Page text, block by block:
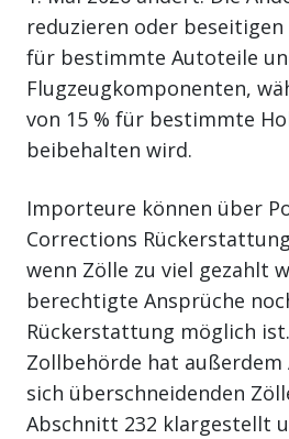
reduzieren oder
für bestimmte Autoteile
Flugzeugkomponenten,
von 15 % für bestimmte
beibehalten wird.
Importeure können über
Corrections
wenn Zölle zu viel gezahlt
berechtigte Ansprüche
Rückerstattung möglich
Zollbehörde hat außerdem
sich überschneidenden
Abschnitt 232 klargestellt